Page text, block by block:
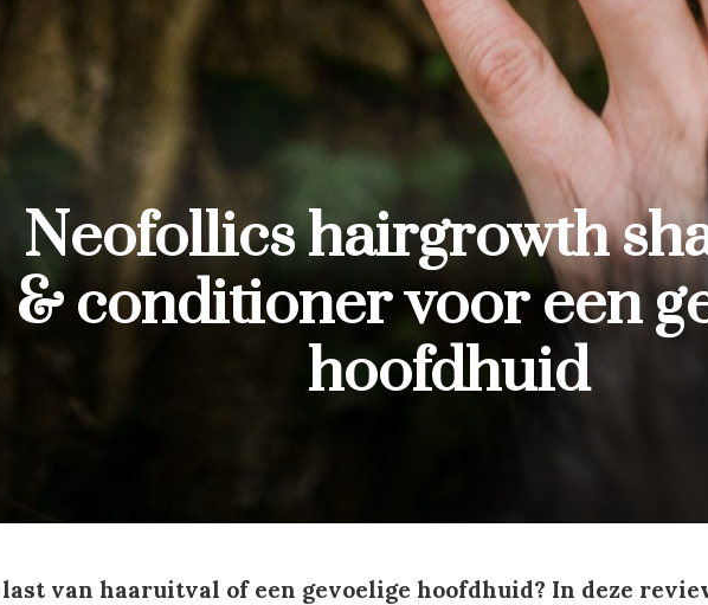
Neofollics hairgrowth
& conditioner voor een
hoofdhuid
last van haaruitval of een gevoelige hoofdhuid? In deze